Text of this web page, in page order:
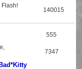
Flash!
140015
Bad*Kitty
555
7347